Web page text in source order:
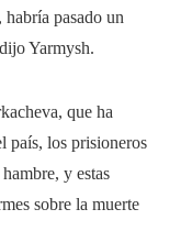
pasado un
Yarmysh.
que ha
país, los prisioneros
y estas
sobre la muerte